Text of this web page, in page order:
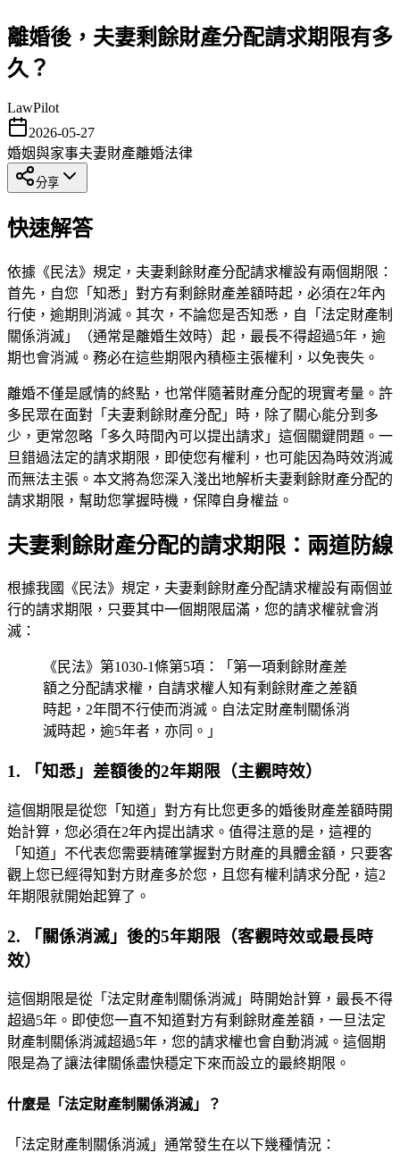
離婚後，夫妻剩餘財產分配請求期限有多
久？
LawPilot
2026-05-27
婚姻與家事夫妻財產離婚法律
分享
快速解答
依據《民法》規定，夫妻剩餘財產分配請求權設有兩個期限：
首先，自您「知悉」對方有剩餘財產差額時起，必須在2年內
行使，逾期則消滅。其次，不論您是否知悉，自「法定財產制
關係消滅」（通常是離婚生效時）起，最長不得超過5年，逾
期也會消滅。務必在這些期限內積極主張權利，以免喪失。
離婚不僅是感情的終點，也常伴隨著財產分配的現實考量。許
多民眾在面對「夫妻剩餘財產分配」時，除了關心能分到多
少，更常忽略「多久時間內可以提出請求」這個關鍵問題。一
旦錯過法定的請求期限，即使您有權利，也可能因為時效消滅
而無法主張。本文將為您深入淺出地解析夫妻剩餘財產分配的
請求期限，幫助您掌握時機，保障自身權益。
夫妻剩餘財產分配的請求期限：兩道防線
根據我國《民法》規定，夫妻剩餘財產分配請求權設有兩個並
行的請求期限，只要其中一個期限屆滿，您的請求權就會消
滅：
《民法》第1030-1條第5項：「第一項剩餘財產差
額之分配請求權，自請求權人知有剩餘財產之差額
時起，2年間不行使而消滅。自法定財產制關係消
滅時起，逾5年者，亦同。」
1. 「知悉」差額後的2年期限（主觀時效）
這個期限是從您「知道」對方有比您更多的婚後財產差額時開
始計算，您必須在2年內提出請求。值得注意的是，這裡的
「知道」不代表您需要精確掌握對方財產的具體金額，只要客
觀上您已經得知對方財產多於您，且您有權利請求分配，這2
年期限就開始起算了。
2. 「關係消滅」後的5年期限（客觀時效或最長時
效）
這個期限是從「法定財產制關係消滅」時開始計算，最長不得
超過5年。即使您一直不知道對方有剩餘財產差額，一旦法定
財產制關係消滅超過5年，您的請求權也會自動消滅。這個期
限是為了讓法律關係盡快穩定下來而設立的最終期限。
什麼是「法定財產制關係消滅」？
「法定財產制關係消滅」通常發生在以下幾種情況：